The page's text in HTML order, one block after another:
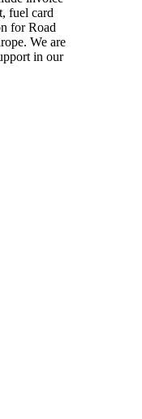
fuel card
for Road
We are
in our